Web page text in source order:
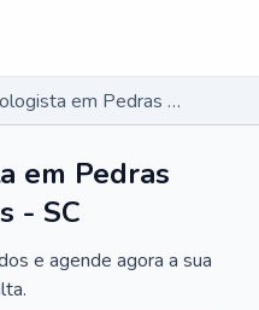
Pneumologista em Pedras Grandes - SC
em Pedras
- SC
e agende agora a sua